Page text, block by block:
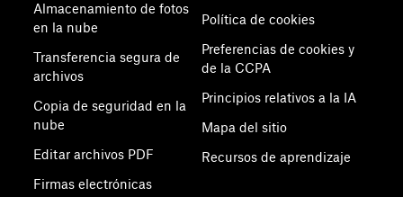
Almacenamiento de fotos
en la nube
Transferencia segura de
archivos
Copia de seguridad en la
nube
Editar archivos PDF
Firmas electrónicas
Política de cookies
Preferencias de cookies y
de la CCPA
Principios relativos a la IA
Mapa del sitio
Recursos de aprendizaje